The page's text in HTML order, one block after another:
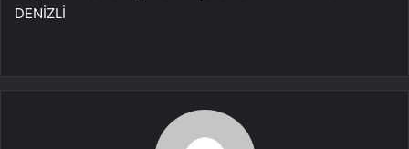
DENİZLİ